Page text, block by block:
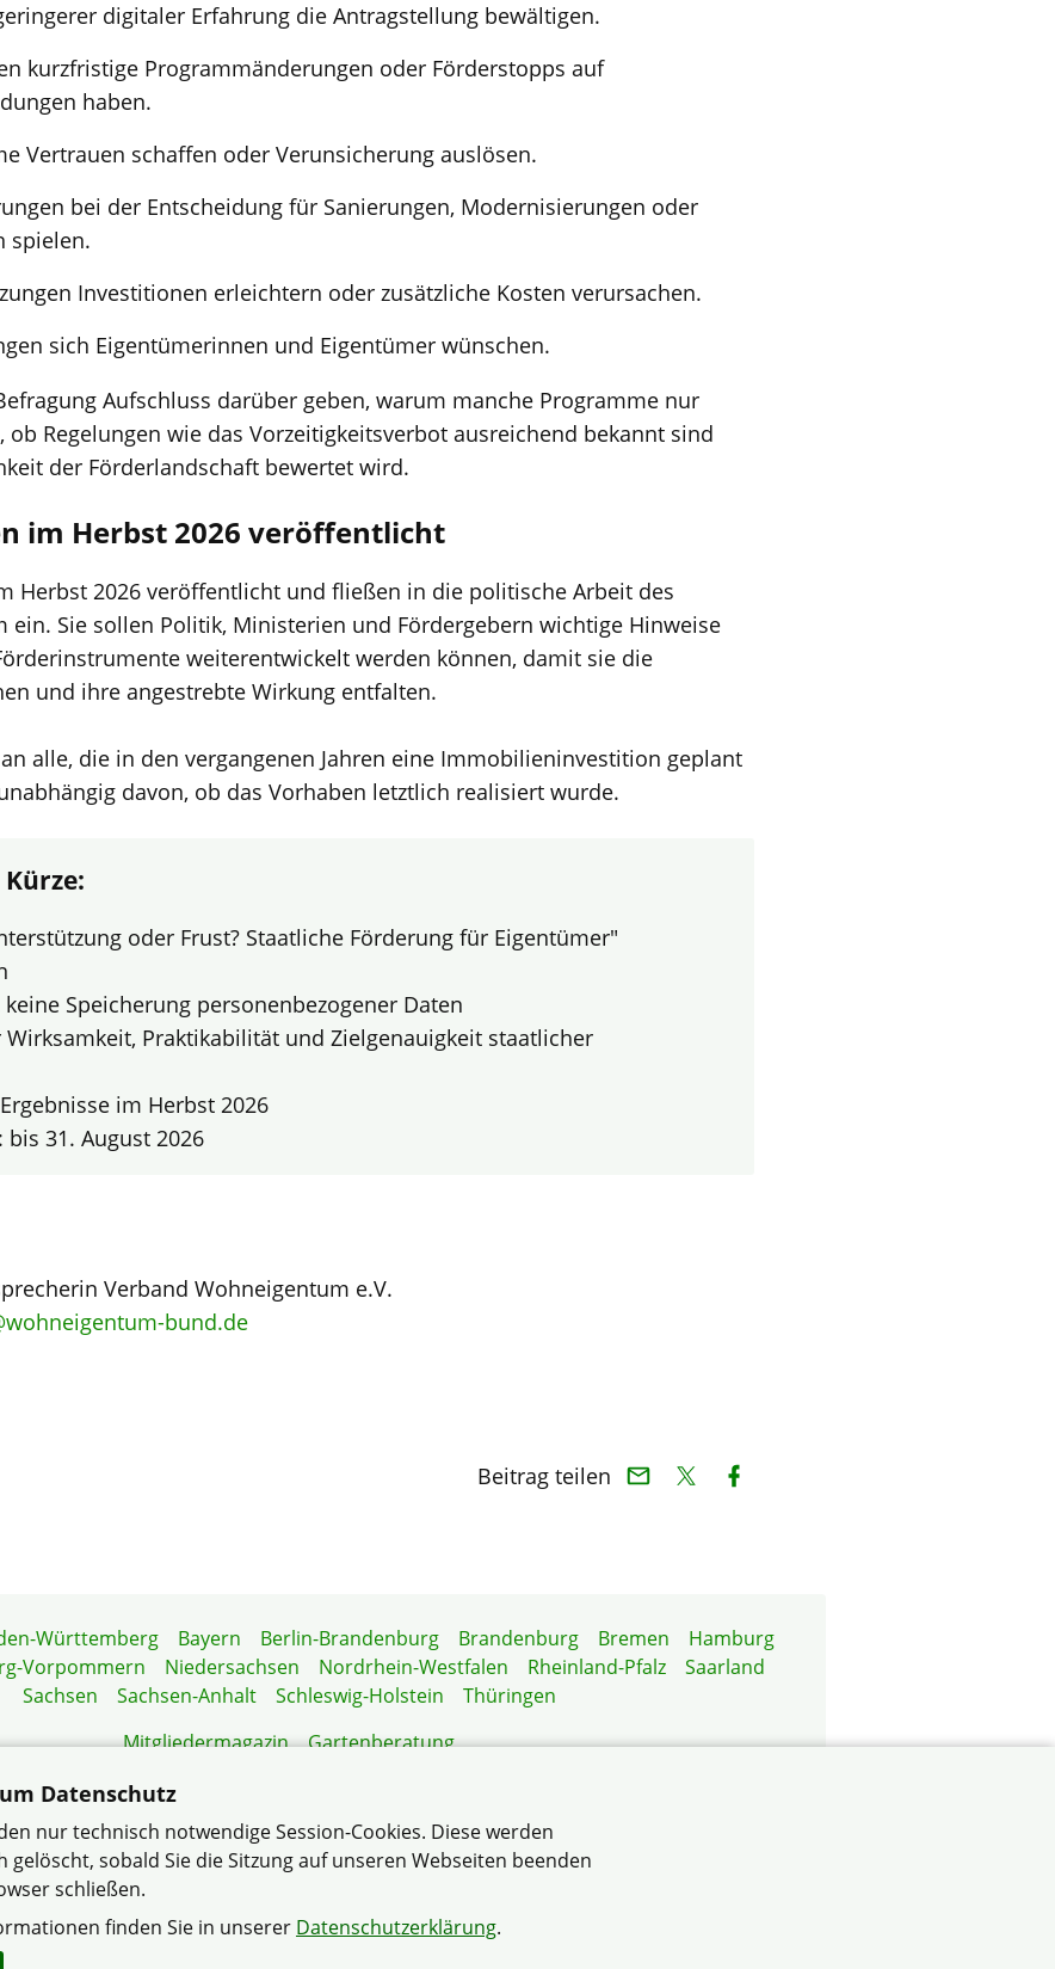
digitaler Erfahrung die Antragstellung bewältigen.
kurzfristige Programmänderungen oder Förderstopps auf
haben.
Vertrauen schaffen oder Verunsicherung auslösen.
bei der Entscheidung für Sanierungen, Modernisierungen oder
spielen.
Investitionen erleichtern oder zusätzliche Kosten verursachen.
sich Eigentümerinnen und Eigentümer wünschen.
Aufschluss darüber geben, warum manche Programme nur
ob Regelungen wie das Vorzeitigkeitsverbot ausreichend bekannt sind
der Förderlandschaft bewertet wird.
im Herbst 2026 veröffentlicht
Herbst 2026 veröffentlicht und fließen in die politische Arbeit des
ein. Sie sollen Politik, Ministerien und Fördergebern wichtige Hinweise
weiterentwickelt werden können, damit sie die
und ihre angestrebte Wirkung entfalten.
alle, die in den vergangenen Jahren eine Immobilieninvestition geplant
davon, ob das Vorhaben letztlich realisiert wurde.
oder Frust? Staatliche Förderung für Eigentümer"
Speicherung personenbezogener Daten
Wirksamkeit, Praktikabilität und Zielgenauigkeit staatlicher
im Herbst 2026
31. August 2026
Verband Wohneigentum e.V.
bund.de
Beitrag teilen
Württemberg Bayern Berlin-Brandenburg Brandenburg Bremen
Hamburg
Vorpommern Niedersachsen Nordrhein-Westfalen Rheinland-Pfalz
Saarland
Sachsen
Sachsen-Anhalt Schleswig-Holstein
Thüringen
Mitgliedermagazin
Gartenberatung
|Datenschutzerklärung– … der bundesweit größte Verband für selbstnutzende
Haftungshinweise Impressum Sitemap Kontakt
Datenschutz
nur technisch notwendige Session-Cookies. Diese werden
gelöscht, sobald Sie die Sitzung auf unseren Webseiten beenden
schließen.
finden Sie in unserer Datenschutzerklärung.